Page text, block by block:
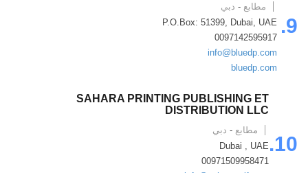
9.
مطابع - دبي
P.O.Box: 51399, Dubai, UAE
0097142595917
info@bluedp.com
bluedp.com
10.
SAHARA PRINTING PUBLISHING ET
DISTRIBUTION LLC
مطابع - دبي
Dubai , UAE
00971509958471